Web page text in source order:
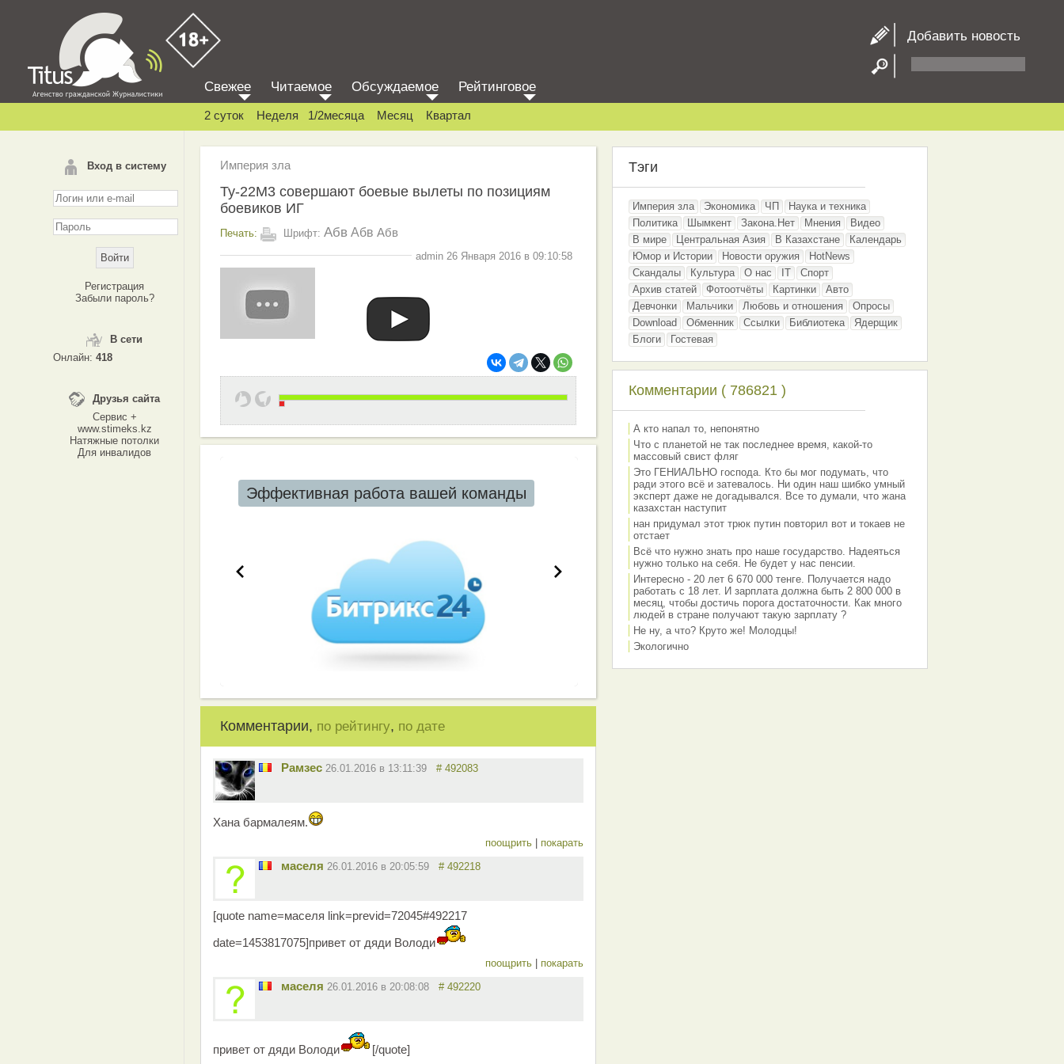
Добавить новость
Вход в систему
Регистрация
Забыли пароль?
В сети
Онлайн: 418
Друзья сайта
Сервис +
www.stimeks.kz
Натяжные потолки
Для инвалидов
Свежее Читаемое Обсуждаемое Рейтинговое
2 суток Неделя 1/2месяца Месяц Квартал
Империя зла
Ту-22М3 совершают боевые вылеты по позициям
боевиков ИГ
Печать: Шрифт: Абв Абв Абв
admin 26 Января 2016 в 09:10:58
Эффективная работа вашей команды
Комментарии, по рейтингу, по дате
Рамзес 26.01.2016 в 13:11:39 # 492083
Хана бармалеям.
поощрить покарать
маселя 26.01.2016 в 20:05:59 # 492218
[quote name=маселя link=previd=72045#492217
date=1453817075]привет от дяди Володи
поощрить покарать
маселя 26.01.2016 в 20:08:08 # 492220
привет от дяди Володи [/quote]
Тэги
Империя зла Экономика ЧП
Наука и техника
Политика
Шымкент Закона.Нет Мнения
Видео
В мире
Центральная Азия В Казахстане
Календарь
Юмор и Истории
Новости оружия
HotNews
Скандалы
Культура О нас IT
Спорт
Архив статей
Фотоотчёты Картинки
Авто
Девчонки
Мальчики Любовь и отношения
Опросы
Download
Обменник Ссылки Библиотека
Ядерщик
Блоги
Гостевая
Комментарии ( 786821 )
А кто напал то, непонятно
Что с планетой не так последнее время, какой-то
массовый свист фляг
Это ГЕНИАЛЬНО господа. Кто бы мог подумать, что
ради этого всё и затевалось. Ни один наш шибко умный
эксперт даже не догадывался. Все то думали, что жана
казахстан наступит
нан придумал этот трюк путин повторил вот и токаев не
отстает
Всё что нужно знать про наше государство. Надеяться
нужно только на себя. Не будет у нас пенсии.
Интересно - 20 лет 6 670 000 тенге. Получается надо
работать с 18 лет. И зарплата должна быть 2 800 000 в
месяц, чтобы достичь порога достаточности. Как много
людей в стране получают такую зарплату ?
Не ну, а что? Круто же! Молодцы!
Экологично